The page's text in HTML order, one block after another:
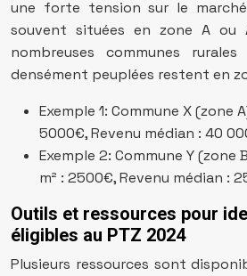
une forte tension sur le
souvent situées en zone A ou
nombreuses communes
densément peuplées restent en
Exemple 1: Commune X (zone
5000€, Revenu médian : 40
Exemple 2: Commune Y (zone
m² : 2500€, Revenu médian :
Outils et ressources pour
éligibles au PTZ 2024
Plusieurs ressources sont